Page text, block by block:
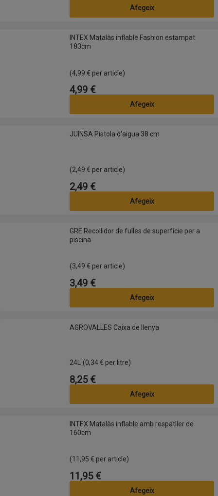
Afegeix
INTEX Matalàs inflable Fashion estampat 183cm
INTEX Matalàs inflable Fashion estampat
183cm
(4,99 € per article)
Preu
4,99 €
Afegeix
JUINSA Pistola d'aigua 38 cmJUINSA Pistola d'aigua 38 cm
(2,49 € per article)
Preu
2,49 €
Afegeix
GRE Recollidor de fulles de superfície per a piscina
GRE Recollidor de fulles de superfície per a
piscina
(3,49 € per article)
Preu
3,49 €
Afegeix
AGROVALLES Caixa de llenyaAGROVALLES Caixa de llenya
24L (0,34 € per litre)
Preu
8,25 €
Afegeix
INTEX Matalàs inflable amb respatller de 160cm
INTEX Matalàs inflable amb respatller de
160cm
(11,95 € per article)
Preu
11,95 €
Afegeix